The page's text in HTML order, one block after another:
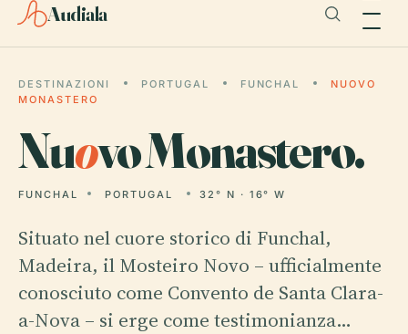
Audiala
DESTINAZIONI PORTUGAL FUNCHAL
NUOVO
MONASTERO
Nuovo Monastero.
FUNCHAL PORTUGAL 32° N · 16° W
Situato nel cuore storico di Funchal,
Madeira, il Mosteiro Novo – ufficialmente
conosciuto come Convento de Santa Clara-
a-Nova – si erge come testimonianza…